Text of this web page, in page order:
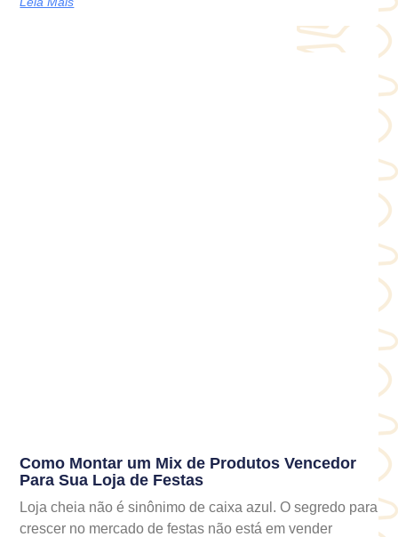
Como Montar um Mix de Produtos Vencedor
Para Sua Loja de Festas
Loja cheia não é sinônimo de caixa azul. O segredo para
crescer no mercado de festas não está em vender